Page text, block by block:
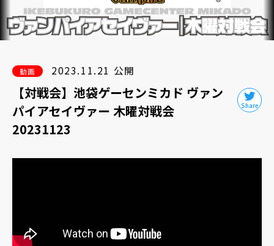
動画 2023.11.21 公開
【対戦会】池袋ゲーセンミカド ヴァン
パイアセイヴァー 木曜対戦会
20231123